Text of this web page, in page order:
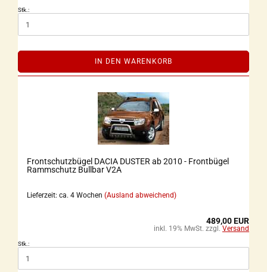
Stk.:
IN DEN WARENKORB
Frontschutzbügel DACIA DUSTER ab 2010 - Frontbügel
Rammschutz Bullbar V2A
Lieferzeit: ca. 4 Wochen (Ausland abweichend)
489,00 EUR
inkl. 19% MwSt. zzgl. Versand
Stk.: